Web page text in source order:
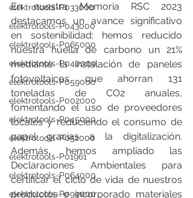
elektrotools-P033000
elektrotools-P043000
elektrotools-P065000
elektrotools-P040000
elektrotools-P059000
elektrotools-P002000
elektrotools-P045000
elektrotools-P052000
elektrotools-P01961
elektrotools-P064000
elektrotools-P099000
En nuestra Memoria RSC 2023
destacamos un avance significativo
en sostenibilidad: hemos reducido
nuestra huella de carbono un 21%
mediante la instalación de paneles
fotovoltaicos que ahorran 131
toneladas de CO2 anuales,
fomentando el uso de proveedores
locales y reduciendo el consumo de
papel gracias a la digitalización.
Además, hemos ampliado las
Declaraciones Ambientales para
certificar el ciclo de vida de nuestros
productos e incorporado materiales